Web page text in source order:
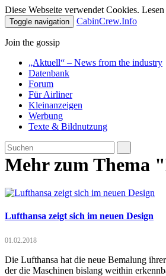
Diese Webseite verwendet Cookies.
Toggle navigation CabinCrew.Info
Join the gossip
„Aktuell“ – News from the industry
Datenbank
Forum
Für Airliner
Kleinanzeigen
Werbung
Texte & Bildnutzung
Mehr zum Thema
Lufthansa zeigt sich im neuen Design
01.02.2018
Die Lufthansa hat die neue Bemalung
der die Maschinen bislang weithin